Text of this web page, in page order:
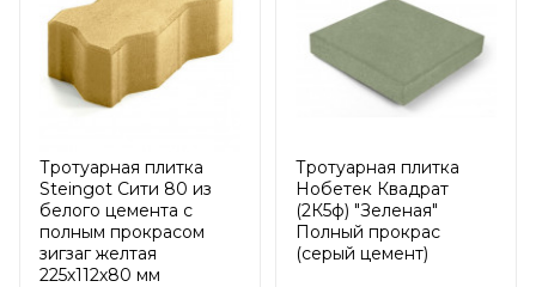
Тротуарная плитка
Steingot Сити 80 из
белого цемента с
полным прокрасом
зигзаг желтая
225х112х80 мм
Тротуарная плитка
Нобетек Квадрат
(2К5ф) "Зеленая"
Полный прокрас
(серый цемент)